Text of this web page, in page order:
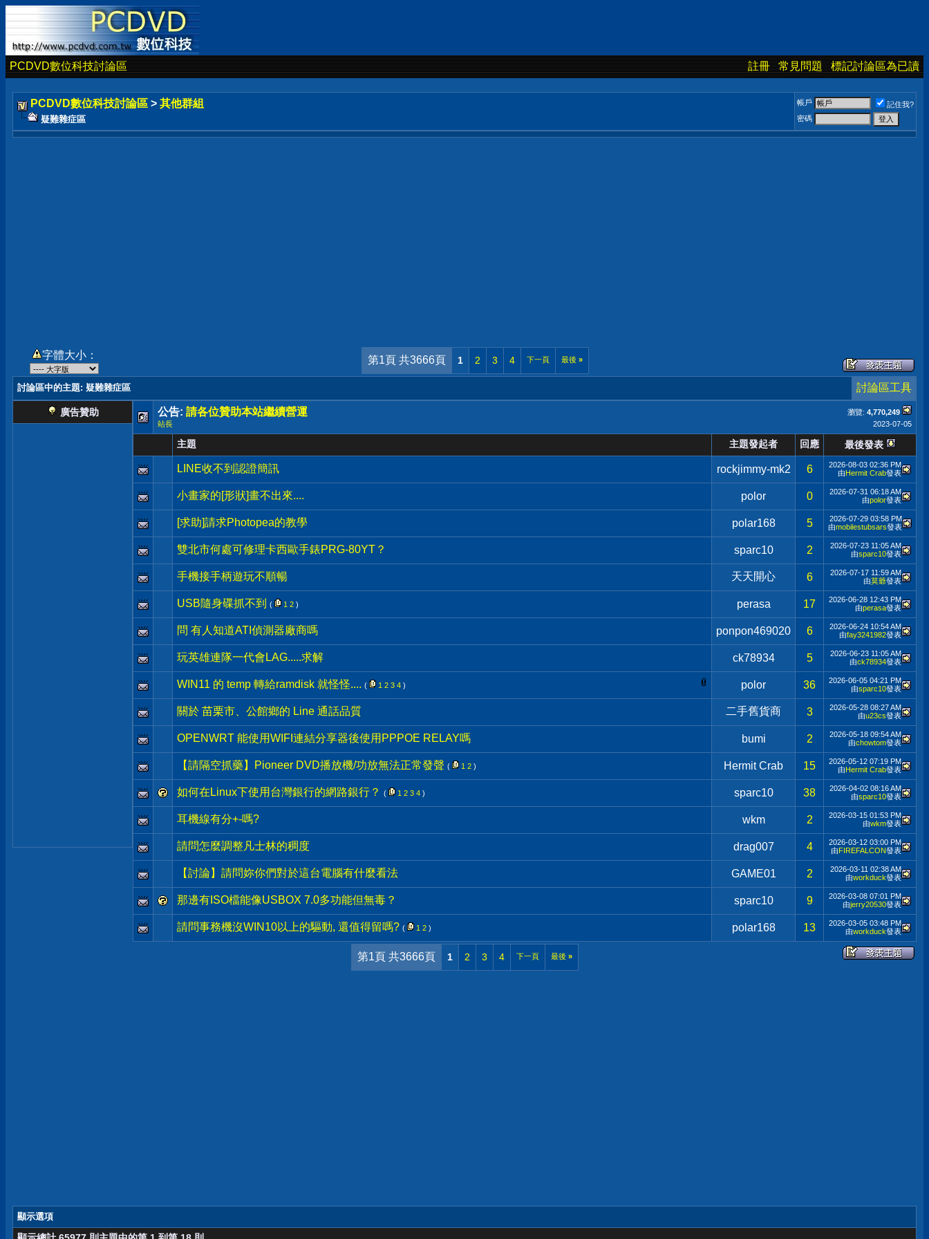
PCDVD數位科技討論區 註冊 常見問題 標記討論區為已讀
PCDVD數位科技討論區 > 其他群組
疑難雜症區
帳戶
記住我?
密碼
字體大小： 第1頁 共3666頁 1 2 3 4 下一頁 最後 »
討論區中的主題: 疑難雜症區 討論區工具
廣告贊助 瀏覽: 4,770,249
公告: 請各位贊助本站繼續營運
2023-07-05
站長
主題 主題發起者 回應 最後發表
LINE收不到認證簡訊 rockjimmy-mk2 6 2026-08-03 02:36 PM
由Hermit Crab發表
小畫家的[形狀]畫不出來.... polor 0 2026-07-31 06:18 AM
由polor發表
[求助]請求Photopea的教學 polar168 5 2026-07-29 03:58 PM
由mobilestubsars發表
雙北市何處可修理卡西歐手錶PRG-80YT？ sparc10 2 2026-07-23 11:05 AM
由sparc10發表
手機接手柄遊玩不順暢 天天開心 6 2026-07-17 11:59 AM
由莫爺發表
USB隨身碟抓不到 ( 1 2 ) perasa 17 2026-06-28 12:43 PM
由perasa發表
問 有人知道ATI偵測器廠商嗎 ponpon469020 6 2026-06-24 10:54 AM
由fay3241982發表
玩英雄連隊一代會LAG.....求解 ck78934 5 2026-06-23 11:05 AM
由ck78934發表
WIN11 的 temp 轉給ramdisk 就怪怪.... ( 1 2 3 4 ) polor 36 2026-06-05 04:21 PM
由sparc10發表
關於 苗栗市、公館鄉的 Line 通話品質 二手舊貨商 3 2026-05-28 08:27 AM
由u23cs發表
OPENWRT 能使用WIFI連結分享器後使用PPPOE RELAY嗎 bumi 2 2026-05-18 09:54 AM
由chowtom發表
【請隔空抓藥】Pioneer DVD播放機/功放無法正常發聲 ( 1 2 ) Hermit Crab 15 2026-05-12 07:19 PM
由Hermit Crab發表
如何在Linux下使用台灣銀行的網路銀行？ ( 1 2 3 4 ) sparc10 38 2026-04-02 08:16 AM
由sparc10發表
耳機線有分+-嗎? wkm 2 2026-03-15 01:53 PM
由wkm發表
請問怎麼調整凡士林的稠度 drag007 4 2026-03-12 03:00 PM
由FIREFALCON發表
【討論】請問妳你們對於這台電腦有什麼看法 GAME01 2 2026-03-11 02:38 AM
由workduck發表
那邊有ISO檔能像USBOX 7.0多功能但無毒？ sparc10 9 2026-03-08 07:01 PM
由jerry20530發表
請問事務機沒WIN10以上的驅動, 還值得留嗎? ( 1 2 ) polar168 13 2026-03-05 03:48 PM
由workduck發表
第1頁 共3666頁 1 2 3 4 下一頁 最後 »
顯示選項